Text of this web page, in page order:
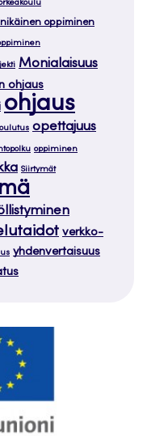
oppiminen
Monialaisuus
ohjaus
ohjaus
opettajuus
oppiminen
Siirtymät
verkko-
yhdenvertaisuus